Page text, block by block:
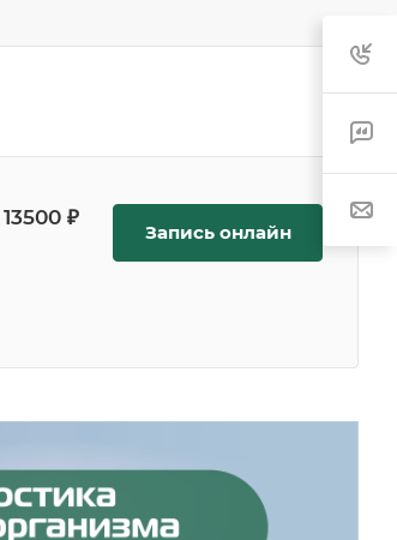
13500 ₽
Запись онлайн